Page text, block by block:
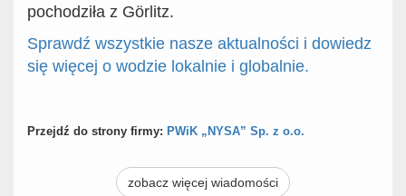
pochodziła z Görlitz.
Sprawdź wszystkie nasze aktualności i dowiedz
się więcej o wodzie lokalnie i globalnie.
Przejdź do strony firmy: PWiK „NYSA” Sp. z o.o.
zobacz więcej wiadomości